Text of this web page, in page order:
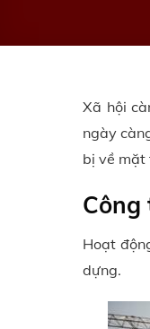
Xã hội
ngày
bị về mặt
Công
Hoạt
dựng.